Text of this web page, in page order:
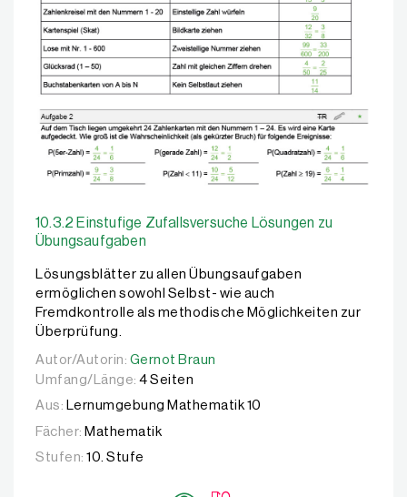
10.3.2 Einstufige Zufallsversuche Lösungen zu
Übungsaufgaben
Lösungsblätter zu allen Übungsaufgaben
ermöglichen sowohl Selbst- wie auch
Fremdkontrolle als methodische Möglichkeiten zur
Überprüfung.
Autor/Autorin: Gernot Braun
Autor/Autorin: Gernot Braun
Umfang/Länge: 4 Seiten
Aus: Lernumgebung Mathematik 10
Fächer: Mathematik
Stufen: 10. Stufe